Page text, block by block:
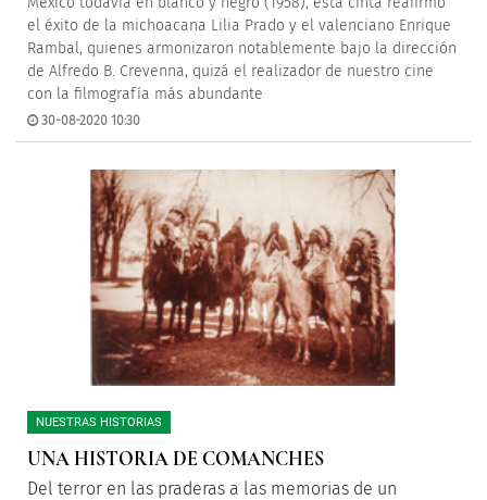
el éxito de la michoacana Lilia Prado y el valenciano Enrique
Rambal, quienes armonizaron notablemente bajo la dirección
de Alfredo B. Crevenna, quizá el realizador de nuestro cine
con la filmografía más abundante
30-08-2020 10:30
NUESTRAS HISTORIAS
UNA HISTORIA DE COMANCHES
Del terror en las praderas a las memorias de un